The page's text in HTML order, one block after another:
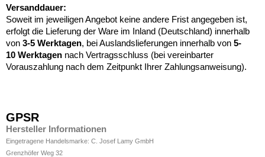
Versanddauer:
Soweit im jeweiligen Angebot keine andere Frist angegeben ist,
erfolgt die Lieferung der Ware im Inland (Deutschland) innerhalb
von 3-5 Werktagen, bei Auslandslieferungen innerhalb von 5-
10 Werktagen nach Vertragsschluss (bei vereinbarter
Vorauszahlung nach dem Zeitpunkt Ihrer Zahlungsanweisung).
GPSR
Hersteller Informationen
Eingetragene Handelsmarke: C. Josef Lamy GmbH
Grenzhöfer Weg 32